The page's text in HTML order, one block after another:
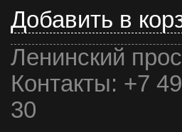
Добавить в
Ленинский
Контакты: +7
30